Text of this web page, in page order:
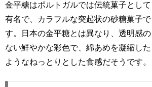
金平糖はポルトガルでは伝統菓子として
有名で、カラフルな突起状の砂糖菓子で
す。日本の金平糖とは異なり、透明感の
ない鮮やかな彩色で、綿あめを凝縮した
ようなねっとりとした食感だそうです。